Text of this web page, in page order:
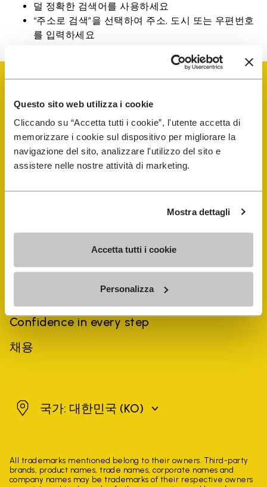
Questo sito web utilizza i cookie
Cliccando su “Accetta tutti i cookie”, l'utente accetta di
memorizzare i cookie sul dispositivo per migliorare la
navigazione del sito, analizzare l'utilizzo del sito e
assistere nelle nostre attività di marketing.
Mostra dettagli
Accetta tutti i cookie
Personalizza
덜 정확한 검색어를 사용하세요
“주소로 검색”을 선택하여 주소, 도시 또는 우편번호
를 입력하세요
지속 가능성
Confidence in every step
채용
대한민국국가: 대한민국 (KO)
All trademarks mentioned belong to their owners. Third-party
brands, product names, trade names, corporate names and
company names may be trademarks of their respective owners